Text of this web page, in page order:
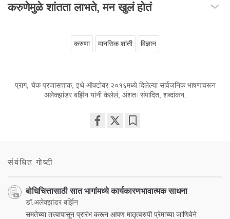
करुणेमुळे शांतता लाभते, मन खुलं होतं
करुणा मानसिक शांती विज्ञान
प्राग, चेक प्रजासत्ताक, इथे ऑक्टोबर २०१६मध्ये दिलेल्या सार्वजनिक भाषणावरून
अलेक्झांडर बर्झिन यांनी केलेलं, अंशतः संपादित, शब्दांकन.
संबंधित गोष्टी
बोधिचित्तासाठी सात भागांमध्ये कार्यकारणभावात्मक साधना
डॉ.अलेक्झांडर बर्झिन
समतेच्या तत्त्वापासून प्रारंभ करून आपण मातृत्वरुपी प्रेमाच्या जाणिवेने